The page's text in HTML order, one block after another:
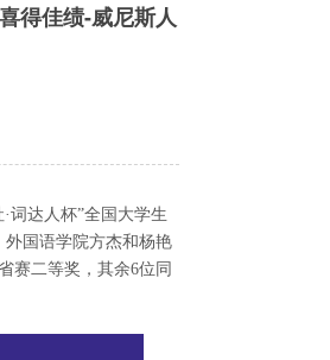
得佳绩-威尼斯人
·词达人杯”全国大学生
国语学院方杰和杨艳
赛二等奖，其余6位同